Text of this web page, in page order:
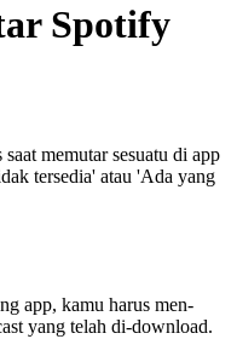
Spotify
memutar sesuatu di app
tersedia' atau 'Ada yang
app, kamu harus men-
yang telah di-download.